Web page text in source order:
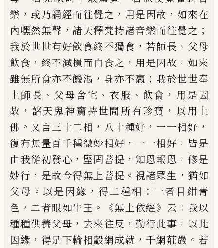
樂 ， 或乃誦經而往覺之 ， 用是因故 ， 如來在
內嘿然無聲 ，諸天釋梵持諸音樂而往覺之 ；
我於世世有好飲食終不獨食 ， 若師長 、 父母
飲食 ， 終不減損而自食之 ， 用是因故 ， 如來
雖無所食亦不饑渴 ， 身亦不羸 ； 我於世世奉
上師長 、 父母舍宅 、 衣服 、 飲食 ， 用是因
故 ， 諸天鬼神齎持世間所有珍寶 ， 以用上
佛 。 又言三十二相 ， 八十種好 ， 一一相好 ，
復有無量百千種微妙相好 ， 一一相好 ， 皆是
由我從初發心 ， 堅固菩提 ，知恩報恩 ，修是
妙行 ， 是故今得無上菩提 。視諸眾生 ，猶如
父母 。 以是因緣 ， 得二種相 ： 一者目紺青
色 ， 二者眼如牛王 。《無上依經》 云 ： 我以
種種供養父母 ， 去來往反 ，勤行此事 ， 以此
因緣 ， 得足下輪相轂網成就 ， 千網莊嚴 。 若